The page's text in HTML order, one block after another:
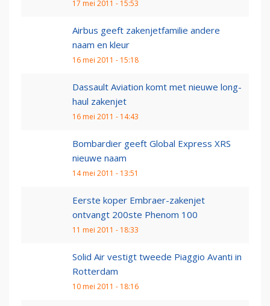
17 mei 2011 - 15:53
Airbus geeft zakenjetfamilie andere
naam en kleur
16 mei 2011 - 15:18
Dassault Aviation komt met nieuwe long-
haul zakenjet
16 mei 2011 - 14:43
Bombardier geeft Global Express XRS
nieuwe naam
14 mei 2011 - 13:51
Eerste koper Embraer-zakenjet
ontvangt 200ste Phenom 100
11 mei 2011 - 18:33
Solid Air vestigt tweede Piaggio Avanti in
Rotterdam
10 mei 2011 - 18:16